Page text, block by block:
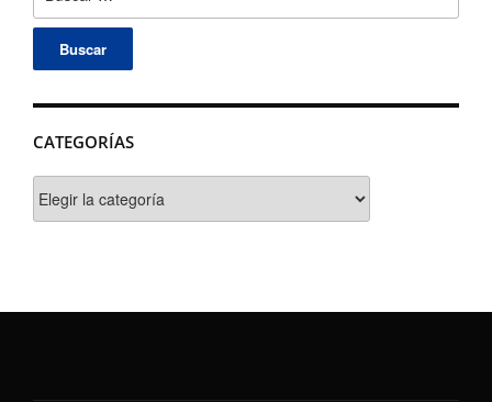
CATEGORÍAS